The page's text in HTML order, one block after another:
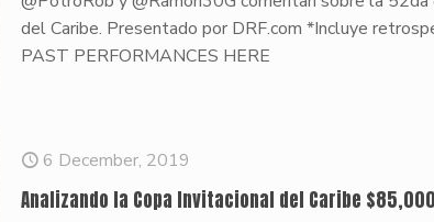
del Caribe. Presentado por DRF.com *Incluye
PAST PERFORMANCES HERE
6 December, 2019
Analizando la Copa Invitacional del Caribe $85,000